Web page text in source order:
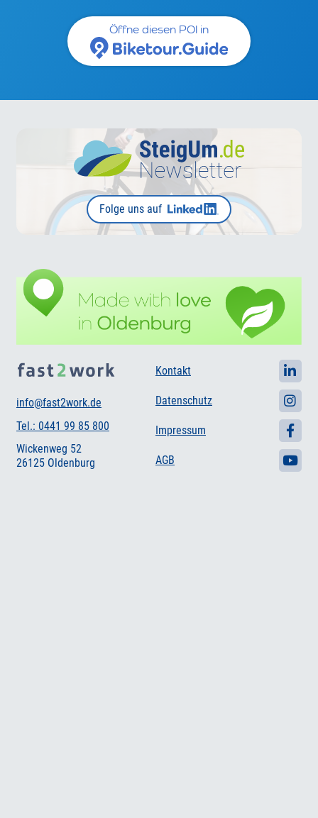
Öffne diesen POI in
Folge uns auf
info@fast2work.de
Tel.: 0441 99 85 800
Wickenweg 52
26125 Oldenburg
Kontakt
Datenschutz
Impressum
AGB